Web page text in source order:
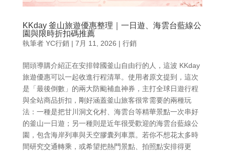
KKday 釜山旅遊優惠整理｜一日遊、海雲台藍線公
園與限時折扣碼推薦
執筆者 YC行銷| 7月 11, 2026 | 行銷
開頭導購介紹正在安排韓國釜山自由行的人，這波 KKday
旅遊優惠可以一起收進行程清單。使用者原文提到，這次
是「最後倒數」的兩大防颱補血神券，主打全球日遊行程
與全站商品折扣，剛好涵蓋釜山旅客很常需要的兩種玩
法：一種是把甘川洞文化村、海雲台等精華景點一次串好
的釜山一日遊；另一種則是近年很受歡迎的海雲台藍線公
園，包含海岸列車與天空膠囊列車票。若你不想花太多時
間研究交通轉乘，或希望把熱門景點、拍照點安排得更